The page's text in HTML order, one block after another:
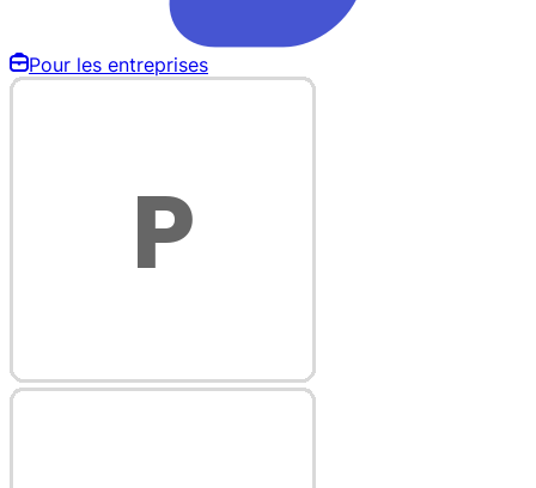
Pour les entreprises